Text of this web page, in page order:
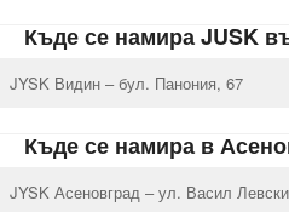
Къде се намира JUSK
JYSK Видин – бул. Панония, 67
Къде се намира в
JYSK Асеновград – ул. Васил